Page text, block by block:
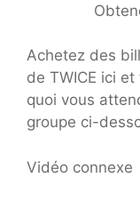
Achetez des
de TWICE ici
quoi vous
groupe ci-
Vidéo connexe